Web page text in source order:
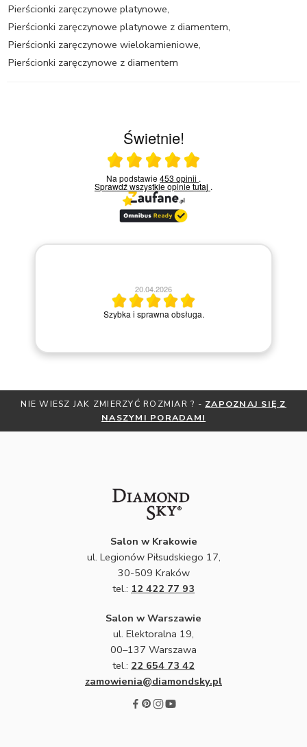
Pierścionki zaręczynowe platynowe,
Pierścionki zaręczynowe platynowe z diamentem,
Pierścionki zaręczynowe wielokamieniowe,
Pierścionki zaręczynowe z diamentem
Świetnie!
Ocena średnia 5 na 5
Na podstawie453 opinii .
Sprawdź wszystkie opinietutaj .
20.04.2026
Szybka i sprawna obsługa.
? -ZAPOZNAJ SIĘ Z
OTRZYMAJ BEZPŁATNĄ
Salon w Krakowie
ul. Legionów Piłsudskiego 17,
30-509 Kraków
tel.: 12 422 77 93
Salon w Warszawie
ul. Elektoralna 19,
00–137 Warszawa
tel.: 22 654 73 42
zamowienia@diamondsky.pl